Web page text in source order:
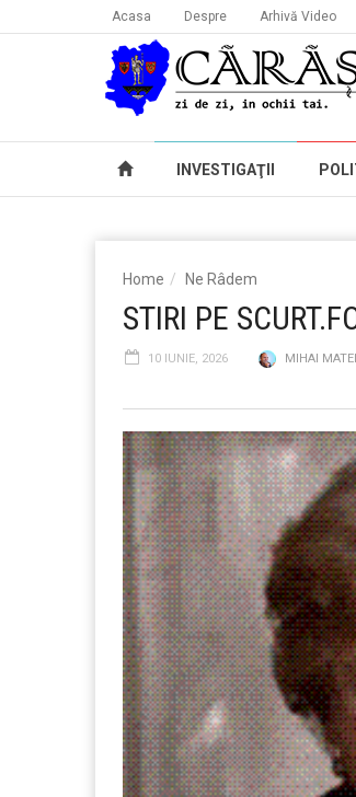
Acasa Despre Arhivă Video
INVESTIGAŢII
Home Ne Râdem
STIRI PE
10 IUNIE, 2026 MIHAI MATEI